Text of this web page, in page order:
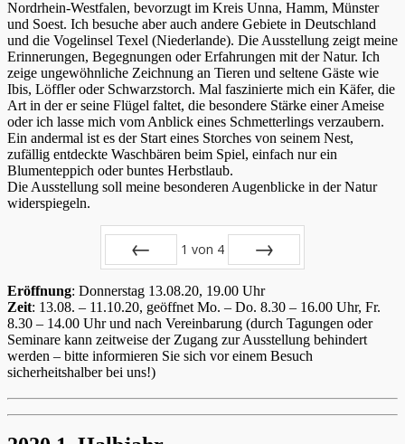
Nordrhein-Westfalen, bevorzugt im Kreis Unna, Hamm, Münster
und Soest. Ich besuche aber auch andere Gebiete in Deutschland
und die Vogelinsel Texel (Niederlande). Die Ausstellung zeigt meine
Erinnerungen, Begegnungen oder Erfahrungen mit der Natur. Ich
zeige ungewöhnliche Zeichnung an Tieren und seltene Gäste wie
Ibis, Löffler oder Schwarzstorch. Mal faszinierte mich ein Käfer, die
Art in der er seine Flügel faltet, die besondere Stärke einer Ameise
oder ich lasse mich vom Anblick eines Schmetterlings verzaubern.
Ein andermal ist es der Start eines Storches von seinem Nest,
zufällig entdeckte Waschbären beim Spiel, einfach nur ein
Blumenteppich oder buntes Herbstlaub.
Die Ausstellung soll meine besonderen Augenblicke in der Natur
widerspiegeln.
1 von 4
Eröffnung: Donnerstag 13.08.20, 19.00 Uhr
Zeit: 13.08. – 11.10.20, geöffnet Mo. – Do. 8.30 – 16.00 Uhr, Fr.
8.30 – 14.00 Uhr und nach Vereinbarung (durch Tagungen oder
Seminare kann zeitweise der Zugang zur Ausstellung behindert
werden – bitte informieren Sie sich vor einem Besuch
sicherheitshalber bei uns!)